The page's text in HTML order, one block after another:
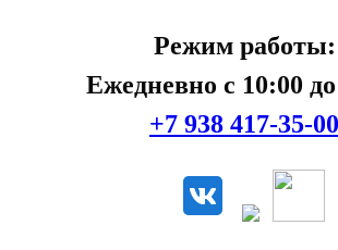
Режим работы:
Ежедневно с 10:00
+7 938 417-35-00